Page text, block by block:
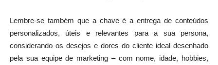
Lembre-se também que a chave é a entrega de conteúdos
personalizados, úteis e relevantes para a sua persona,
considerando os desejos e dores do cliente ideal desenhado
pela sua equipe de marketing – com nome, idade, hobbies,